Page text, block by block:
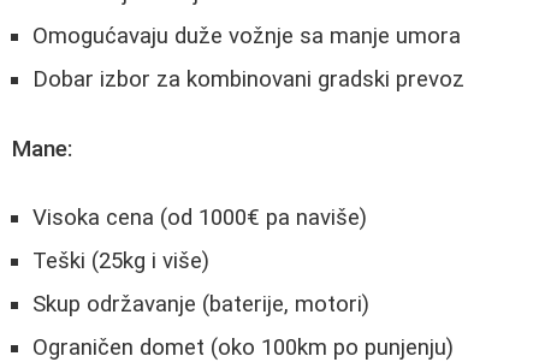
Omogućavaju duže vožnje sa manje umora
Dobar izbor za kombinovani gradski prevoz
Mane:
Visoka cena (od 1000€ pa naviše)
Teški (25kg i više)
Skup održavanje (baterije, motori)
Ograničen domet (oko 100km po punjenju)